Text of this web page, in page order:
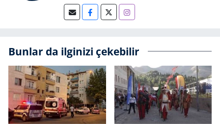
Bunlar da ilginizi çekebilir